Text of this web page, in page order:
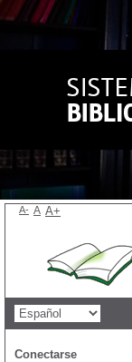
A- A A+
Conectarse